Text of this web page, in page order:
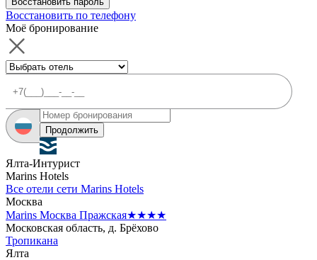
Восстановить по телефону
Моё бронирование
Продолжить
Ялта-Интурист
Marins Hotels
Все отели сети Marins Hotels
Москва
Marins Москва Пражская★★★★
Московская область, д. Брёхово
Тропикана
Ялта